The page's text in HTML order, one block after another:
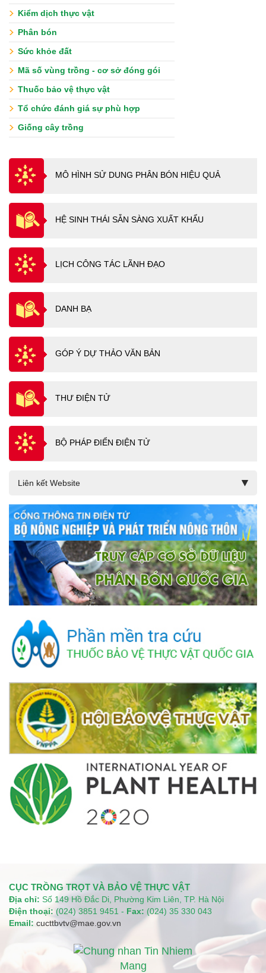
Kiểm dịch thực vật
Phân bón
Sức khỏe đất
Mã số vùng trồng - cơ sở đóng gói
Thuốc bảo vệ thực vật
Tổ chức đánh giá sự phù hợp
Giống cây trồng
MÔ HÌNH SỬ DUNG PHÂN BÓN HIỆU QUẢ
HỆ SINH THÁI SẴN SÀNG XUẤT KHẨU
LỊCH CÔNG TÁC LÃNH ĐẠO
DANH BẠ
GÓP Ý DỰ THẢO VĂN BẢN
THƯ ĐIỆN TỬ
BỘ PHÁP ĐIỂN ĐIỆN TỬ
CỤC TRỒNG TRỌT VÀ BẢO VỆ THỰC VẬT
Địa chỉ: Số 149 Hồ Đắc Di, Phường Kim Liên, TP. Hà Nội
Điện thoại: (024) 3851 9451 - Fax: (024) 35 330 043
Email: cucttbvtv@mae.gov.vn